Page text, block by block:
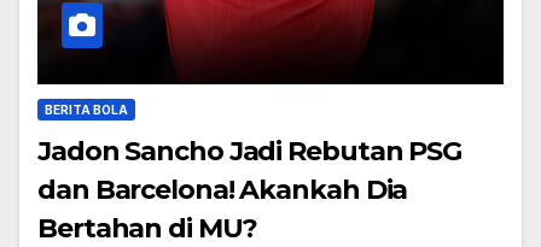
BERITA BOLA
Jadon Sancho Jadi Rebutan PSG
dan Barcelona! Akankah Dia
Bertahan di MU?